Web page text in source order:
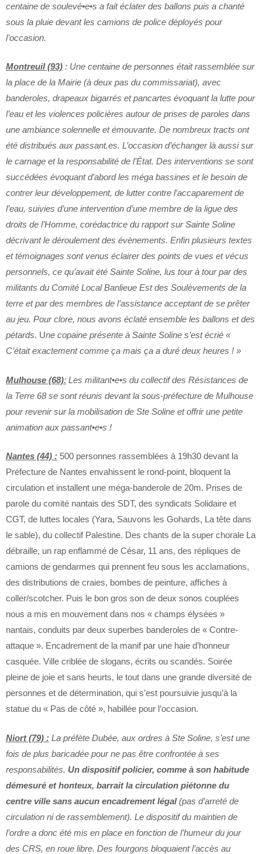
centaine de soulevé•e•s a fait éclater des ballons puis a chanté
sous la pluie devant les camions de police déployés pour
l’occasion.
Montreuil (93) : Une centaine de personnes était rassemblée sur
la place de la Mairie (à deux pas du commissariat), avec
banderoles, drapeaux bigarrés et pancartes évoquant la lutte pour
l’eau et les violences policières autour de prises de paroles dans
une ambiance solennelle et émouvante. De nombreux tracts ont
été distribués aux passant.es. L’occasion d’échanger là aussi sur
le carnage et la responsabilité de l’État. Des interventions se sont
succédées évoquant d’abord les méga bassines et le besoin de
contrer leur développement, de lutter contre l’accaparement de
l’eau, suivies d’une intervention d’une membre de la ligue des
droits de l’Homme, corédactrice du rapport sur Sainte Soline
décrivant le déroulement des évènements. Enfin plusieurs textes
et témoignages sont venus éclairer des points de vues et vécus
personnels, ce qu’avait été Sainte Soline, lus tour à tour par des
militants du Comité Local Banlieue Est des Soulèvements de la
terre et par des membres de l’assistance acceptant de se prêter
au jeu. Pour clore, nous avons éclaté ensemble les ballons et des
pétards. Une copaine présente à Sainte Soline s’est écrié «
C’était exactement comme ça mais ça a duré deux heures ! »
Mulhouse (68): Les militant•e•s du collectif des Résistances de
la Terre 68 se sont réunis devant la sous-préfecture de Mulhouse
pour revenir sur la mobilisation de Ste Soline et offrir une petite
animation aux passant•e•s !
Nantes (44) : 500 personnes rassemblées à 19h30 devant la
Préfecture de Nantes envahissent le rond-point, bloquent la
circulation et installent une méga-banderole de 20m. Prises de
parole du comité nantais des SDT, des syndicats Solidaire et
CGT, de luttes locales (Yara, Sauvons les Gohards, La tête dans
le sable), du collectif Palestine. Des chants de la super chorale La
débraille, un rap enflammé de César, 11 ans, des répliques de
camions de gendarmes qui prennent feu sous les acclamations,
des distributions de craies, bombes de peinture, affiches à
coller/scotcher. Puis le bon gros son de deux sonos couplées
nous a mis en mouvement dans nos « champs élysées »
nantais, conduits par deux superbes banderoles de « Contre-
attaque ». Encadrement de la manif par une haie d’honneur
casquée. Ville criblée de slogans, écrits ou scandés. Soirée
pleine de joie et sans heurts, le tout dans une grande diversité de
personnes et de détermination, qui s’est poursuivie jusqu’à la
statue du « Pas de côté », habillée pour l’occasion.
Niort (79) : La préfète Dubée, aux ordres à Ste Soline, s’est une
fois de plus baricadée pour ne pas être confrontée à ses
responsabilités. Un dispositif policier, comme à son habitude
démesuré et honteux, barrait la circulation piétonne du
centre ville sans aucun encadrement légal(pas d’arreté de
circulation ni de rassemblement). Le dispositif du maintien de
l’ordre a donc été mis en place en fonction de l’humeur du jour
des CRS, en roue libre. Des fourgons bloquaient l’accès au